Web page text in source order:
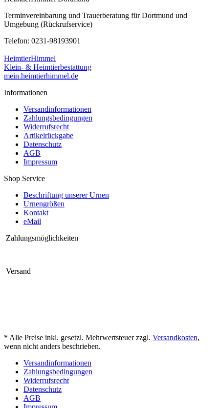
Terminvereinbarung und Trauerberatung für Dortmund und
Umgebung (Rückrufservice)
Telefon: 0231-98193901
HeimtierHimmel
Klein- & Heimtierbestattung
mein.heimtierhimmel.de
Informationen
Versandinformationen
Zahlungsbedingungen
Widerrufsrecht
Artikelrückgabe
Datenschutz
AGB
Impressum
Shop Service
Beschriftung unserer Urnen
Urnengrößen
Kontakt
eMail
Zahlungsmöglichkeiten
Versand
* Alle Preise inkl. gesetzl. Mehrwertsteuer zzgl. Versandkosten,
wenn nicht anders beschrieben.
Versandinformationen
Zahlungsbedingungen
Widerrufsrecht
Datenschutz
AGB